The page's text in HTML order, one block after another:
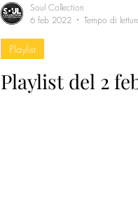
Playlist del 2
Playlist
Soul Collection
6 feb 2022
Tempo di